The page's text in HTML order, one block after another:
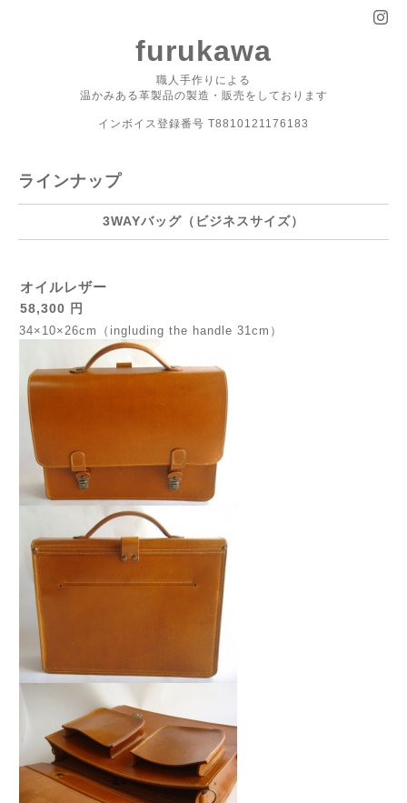
furukawa
職人手作りによる
温かみある革製品の製造・販売をしております
インボイス登録番号 T8810121176183
ラインナップ
3WAYバッグ（ビジネスサイズ）
オイルレザー
58,300 円
34×10×26cm（ingluding the handle 31cm）